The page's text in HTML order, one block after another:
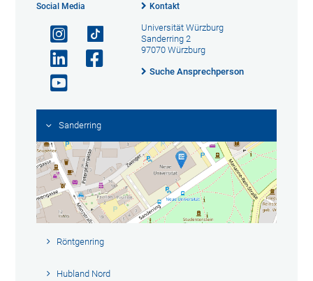
Social Media Kontakt
Universität Würzburg
Sanderring 2
97070 Würzburg
Suche Ansprechperson
Sanderring
Röntgenring
Hubland Nord